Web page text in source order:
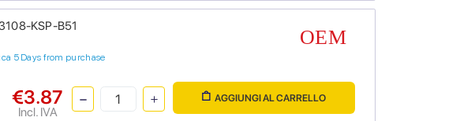
KSP-B51
5 Days from purchase
€3.87
Incl. IVA
AGGIUNGI AL CARRELLO